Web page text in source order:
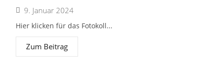
9. Januar 2024
Hier klicken für das Fotokoll...
Zum Beitrag